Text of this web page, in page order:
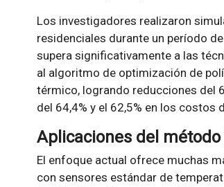
Los investigadores realizaron
residenciales durante un período
supera significativamente a las
al algoritmo de optimización de
térmico, logrando reducciones del
del 64,4% y el 62,5% en los costos
Aplicaciones del
El enfoque actual ofrece muchas
con sensores estándar de